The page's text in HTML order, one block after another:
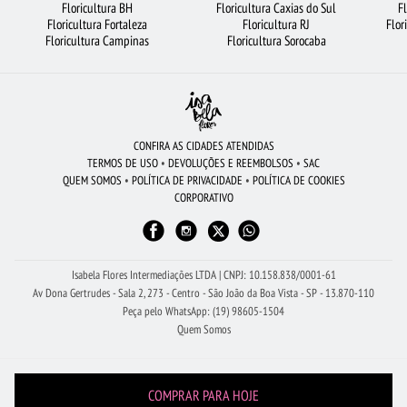
FLORICULTURA BRASÍLIA FLORICULTURA JUNDIAÍ
FLORICULTURA SP
ROSAS BRANCAS
FLORICULTURA CAMPINAS FLORICULTURA BH FLORICULTURA BELÉM
FLORICULTURA UBERLÂNDIA FLORICULTURA NITERÓI
FLORICULTURA MANAUS CESTA DE CAFÉ DA MANHÃ
BUQUÊ DE 12 ROSAS VERMELHAS CIDADES MAIS PROCURADAS
Floricultura BH
Floricultura Fortaleza
Floricultura Campinas
Floricultura Caxias do Sul
Floricultura RJ
Floricultura Sorocaba
CONFIRA AS CIDADES ATENDIDAS
TERMOS DE USO • DEVOLUÇÕES E REEMBOLSOS • SAC
QUEM SOMOS • POLÍTICA DE PRIVACIDADE • POLÍTICA DE COOKIES
CORPORATIVO
Isabela Flores Intermediações LTDA | CNPJ: 10.158.838/0001-61
Av Dona Gertrudes - Sala 2, 273 - Centro - São João da Boa Vista - SP - 13.870-110
Peça pelo WhatsApp: (19) 98605-1504
Quem Somos
COMPRAR PARA HOJE